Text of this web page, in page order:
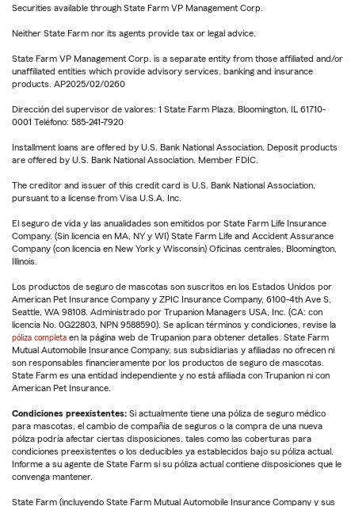
Securities available through State Farm VP Management Corp.
Neither State Farm nor its agents provide tax or legal advice.
State Farm VP Management Corp. is a separate entity from those affiliated and/or
unaffiliated entities which provide advisory services, banking and insurance
products. AP2025/02/0260
Dirección del supervisor de valores: 1 State Farm Plaza, Bloomington, IL 61710-
0001 Teléfono: 585-241-7920
Installment loans are offered by U.S. Bank National Association. Deposit products
are offered by U.S. Bank National Association. Member FDIC.
The creditor and issuer of this credit card is U.S. Bank National Association,
pursuant to a license from Visa U.S.A. Inc.
El seguro de vida y las anualidades son emitidos por State Farm Life Insurance
Company. (Sin licencia en MA, NY y WI) State Farm Life and Accident Assurance
Company (con licencia en New York y Wisconsin) Oficinas centrales, Bloomington,
Illinois.
Los productos de seguro de mascotas son suscritos en los Estados Unidos por
American Pet Insurance Company y ZPIC Insurance Company, 6100-4th Ave S,
Seattle, WA 98108. Administrado por Trupanion Managers USA, Inc. (CA: con
licencia No. 0G22803, NPN 9588590). Se aplican términos y condiciones, revise la
póliza completa en la página web de Trupanion para obtener detalles. State Farm
Mutual Automobile Insurance Company, sus subsidiarias y afiliadas no ofrecen ni
son responsables financieramente por los productos de seguro de mascotas.
State Farm es una entidad independiente y no está afiliada con Trupanion ni con
American Pet Insurance.
Condiciones preexistentes: Si actualmente tiene una póliza de seguro médico
para mascotas, el cambio de compañía de seguros o la compra de una nueva
póliza podría afectar ciertas disposiciones, tales como las coberturas para
condiciones preexistentes o los deducibles ya establecidos bajo su póliza actual.
Informe a su agente de State Farm si su póliza actual contiene disposiciones que le
convenga mantener.
State Farm (incluyendo State Farm Mutual Automobile Insurance Company y sus